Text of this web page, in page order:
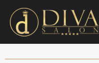
sadržaj